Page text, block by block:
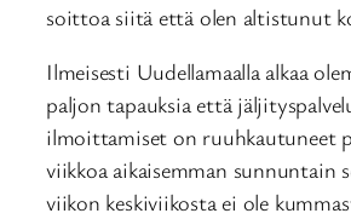
soittoa siitä että olen altistunut
Ilmeisesti Uudellamaalla alkaa
paljon tapauksia että
ilmoittamiset on ruuhkautuneet
viikkoa aikaisemman sunnuntain
viikon keskiviikosta ei ole